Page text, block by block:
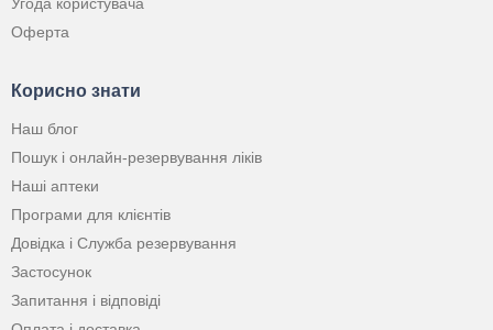
Угода користувача
Оферта
Корисно знати
Наш блог
Пошук і онлайн-резервування ліків
Наші аптеки
Програми для клієнтів
Довідка і Служба резервування
Застосунок
Запитання і відповіді